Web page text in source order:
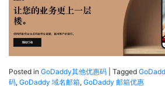
Posted in GoDaddy其他优惠码 Tagged
码, GoDaddy 域名邮箱, GoDaddy 邮箱优惠